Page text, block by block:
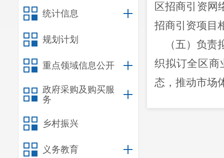
统计信息
规划计划
重点领域信息公开
政府采购及购买服
务
乡村振兴
义务教育
区招商引资网
招商引资项目
（五）负责
织拟订全区商
态，推动市场